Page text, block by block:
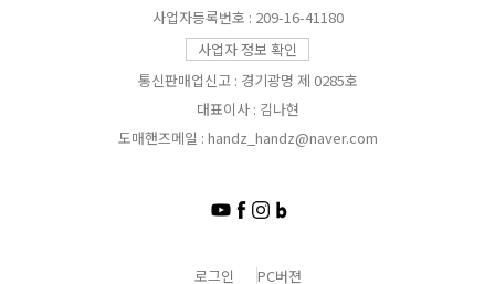
사업자등록번호 : 209-16-41180
사업자 정보 확인
통신판매업신고 : 경기광명 제 0285호
대표이사 : 김나현
도매핸즈메일 : handz_handz@naver.com
로그인 PC버젼